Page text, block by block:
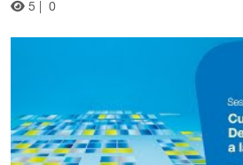
5 | 0